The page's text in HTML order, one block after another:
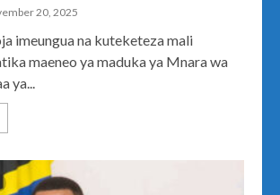
20, 2025
imeungua na kuteketeza mali
maeneo ya maduka ya Mnara wa
ya...